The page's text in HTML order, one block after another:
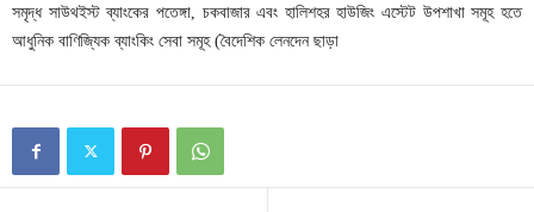
সমৃদ্ধ সাউথইস্ট ব্যাংকের পতেঙ্গা, চকবাজার এবং হালিশহর হাউজিং এস্টেট উপশাখা সমূহ হতে
আধুনিক বাণিজ্যিক ব্যাংকিং সেবা সমূহ (বৈদেশিক লেনদেন ছাড়া